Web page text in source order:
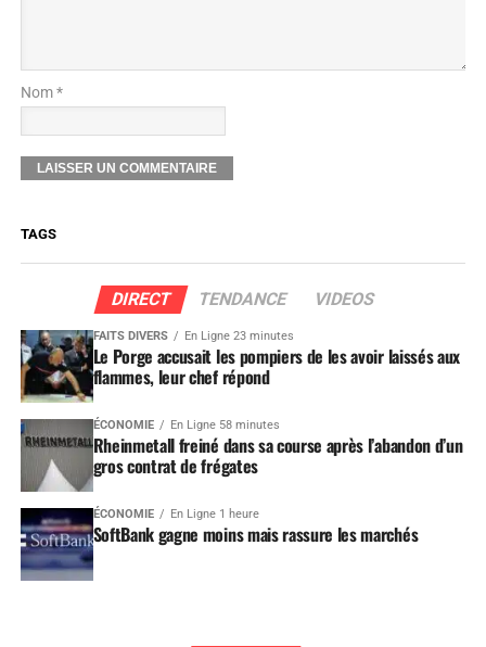
Nom *
TAGS
DIRECT TENDANCE VIDEOS
FAITS DIVERS En Ligne 23 minutes
Le Porge accusait les pompiers de les avoir laissés aux
flammes, leur chef répond
ÉCONOMIE En Ligne 58 minutes
Rheinmetall freiné dans sa course après l’abandon d’un
gros contrat de frégates
ÉCONOMIE En Ligne 1 heure
SoftBank gagne moins mais rassure les marchés